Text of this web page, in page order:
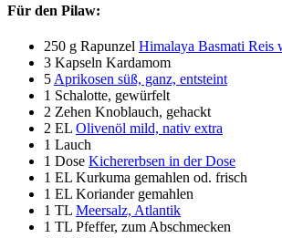
Für den Pilaw:
250 g Rapunzel Himalaya Basmati Reis
3 Kapseln Kardamom
5 Aprikosen süß, ganz, entsteint
1 Schalotte, gewürfelt
2 Zehen Knoblauch, gehackt
2 EL Olivenöl mild, nativ extra
1 Lauch
1 Dose Kichererbsen in der Dose
1 EL Kurkuma gemahlen od. frisch
1 EL Koriander gemahlen
1 TL Meersalz, Atlantik
1 TL Pfeffer, zum Abschmecken